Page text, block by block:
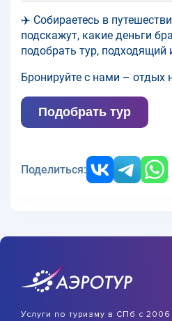
✈️ Собираетесь в
подскажут, какие деньги
подобрать тур, подходящий
Бронируйте с нами – отдых
Подобрать тур
Поделиться:
Услуги по туризму в СПб с 2006